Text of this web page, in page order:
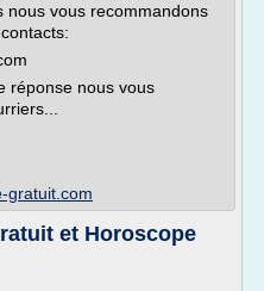
nous vous recommandons
réponse nous vous
gratuit.com
et Horoscope